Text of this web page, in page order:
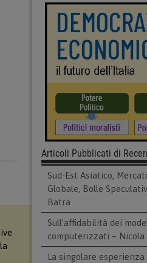
Articoli Pubblicati di
Sud-Est Asiatico,
Globale, Bolle
Batra
Sull’affidabilità dei
computerizzati – Nicola
La singolare